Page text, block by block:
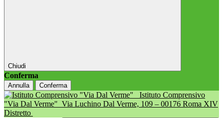
Chiudi
Conferma
Annulla Conferma
Istituto Comprensivo
"Via Dal Verme" Via Luchino Dal Verme, 109 – 00176 Roma XIV
Distretto